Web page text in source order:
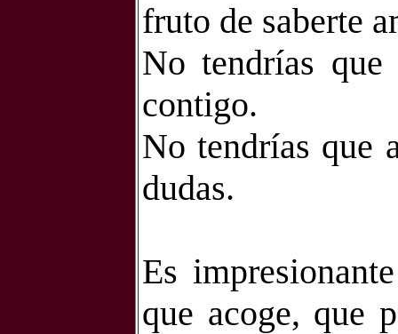
fruto de saberte
No tendrías
contigo.
No tendrías que
dudas.
Es
que acoge, que